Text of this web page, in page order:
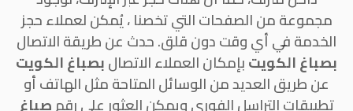
مجموعة من الصفحات التي تخصنا ، يُمكن لعملاء حجز
الخدمة في أي وقت دون قلق. حدث عن طريقة الاتصال
بصباغ الكويتبإمكان العملاء الاتصالبصباغ الكويت
عن طريق العديد من الوسائل المتاحة مثل الهاتف أو
تطبيقات التراسل الفوري ويمكن العثور على رقمصباغ